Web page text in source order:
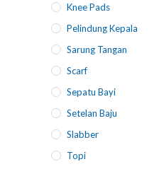
Knee Pads
Pelindung Kepala
Sarung Tangan
Scarf
Sepatu Bayi
Setelan Baju
Slabber
Topi